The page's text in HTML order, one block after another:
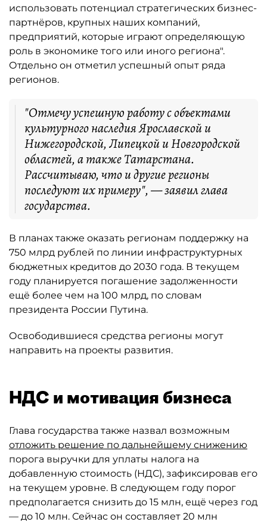
использовать потенциал стратегических бизнес-
партнёров, крупных наших компаний,
предприятий, которые играют определяющую
роль в экономике того или иного региона".
Отдельно он отметил успешный опыт ряда
регионов.
"Отмечу успешную работу с объектами
культурного наследия Ярославской и
Нижегородской, Липецкой и Новгородской
областей, а также Татарстана.
Рассчитываю, что и другие регионы
последуют их примеру", — заявил глава
государства.
В планах также оказать регионам поддержку на
750 млрд рублей по линии инфраструктурных
бюджетных кредитов до 2030 года. В текущем
году планируется погашение задолженности
ещё более чем на 100 млрд, по словам
президента России Путина.
Освободившиеся средства регионы могут
направить на проекты развития.
НДС и мотивация бизнеса
Глава государства также назвал возможным
отложить решение по дальнейшему снижению
порога выручки для уплаты налога на
добавленную стоимость (НДС), зафиксировав его
на текущем уровне. В следующем году порог
предполагается снизить до 15 млн, ещё через год
— до 10 млн. Сейчас он составляет 20 млн